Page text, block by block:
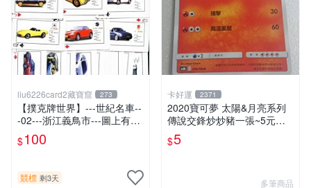
liu6226card2藏寶窟 273
【撲克牌世界】---世紀名車--
-02---浙江義鳥市---圖上有紅
色跑車---增值收藏--平裝式
$100
競標 剩3天
卡好運 2371
2020寶可夢 太陽&月亮系列
傳說交鋒炒炒豬一張~5元起
標
$5
多筆商品